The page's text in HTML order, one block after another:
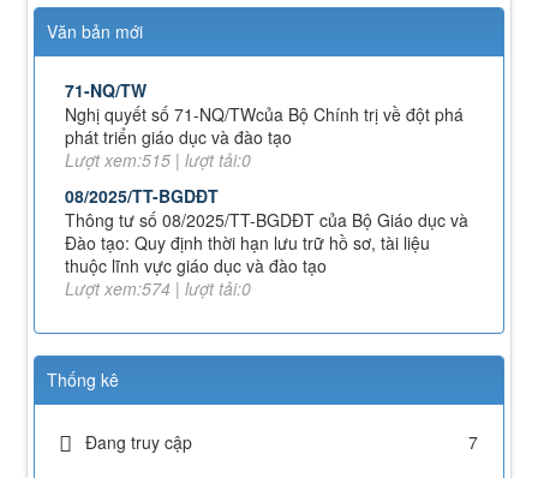
Văn bản mới
lĩnh vực giáo dục, đào tạo
Lượt xem:348 | lượt tải:225
Nghị quyết số 71-NQ/TWcủa Bộ Chính trị về đột phá
phát triển giáo dục và đào tạo
Lượt xem:515 | lượt tải:0
08/2025/TT-BGDĐT
Thông tư số 08/2025/TT-BGDĐT của Bộ Giáo dục và
Đào tạo: Quy định thời hạn lưu trữ hồ sơ, tài liệu
thuộc lĩnh vực giáo dục và đào tạo
Lượt xem:574 | lượt tải:0
đẳng VHNT&DL Nam Định
Lượt xem:153 | lượt tải:105
Kế hoạch chuyển đổi vị trí công tác năm 2026
Thống kê
Đang truy cập 7